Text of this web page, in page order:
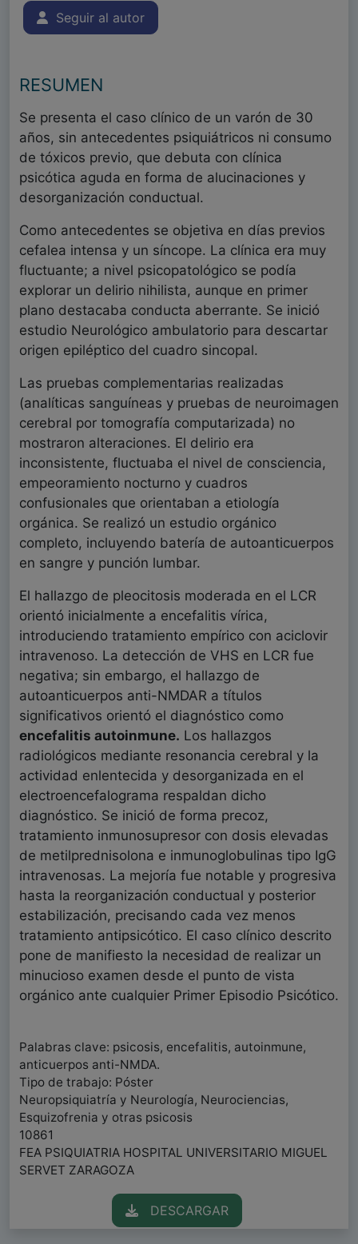
Seguir al autor
RESUMEN
Se presenta el caso clínico de un varón de 30
años, sin antecedentes psiquiátricos ni consumo
de tóxicos previo, que debuta con clínica
psicótica aguda en forma de alucinaciones y
desorganización conductual.
Como antecedentes se objetiva en días previos
cefalea intensa y un síncope. La clínica era muy
fluctuante; a nivel psicopatológico se podía
explorar un delirio nihilista, aunque en primer
plano destacaba conducta aberrante. Se inició
estudio Neurológico ambulatorio para descartar
origen epiléptico del cuadro sincopal.
Las pruebas complementarias realizadas
(analíticas sanguíneas y pruebas de neuroimagen
cerebral por tomografía computarizada) no
mostraron alteraciones. El delirio era
inconsistente, fluctuaba el nivel de consciencia,
empeoramiento nocturno y cuadros
confusionales que orientaban a etiología
orgánica. Se realizó un estudio orgánico
completo, incluyendo batería de autoanticuerpos
en sangre y punción lumbar.
El hallazgo de pleocitosis moderada en el LCR
orientó inicialmente a encefalitis vírica,
introduciendo tratamiento empírico con aciclovir
intravenoso. La detección de VHS en LCR fue
negativa; sin embargo, el hallazgo de
autoanticuerpos anti-NMDAR a títulos
significativos orientó el diagnóstico como
encefalitis autoinmune. Los hallazgos
radiológicos mediante resonancia cerebral y la
actividad enlentecida y desorganizada en el
electroencefalograma respaldan dicho
diagnóstico. Se inició de forma precoz,
tratamiento inmunosupresor con dosis elevadas
de metilprednisolona e inmunoglobulinas tipo IgG
intravenosas. La mejoría fue notable y progresiva
hasta la reorganización conductual y posterior
estabilización, precisando cada vez menos
tratamiento antipsicótico. El caso clínico descrito
pone de manifiesto la necesidad de realizar un
minucioso examen desde el punto de vista
orgánico ante cualquier Primer Episodio Psicótico.
Palabras clave: psicosis, encefalitis, autoinmune,
anticuerpos anti-NMDA.
Tipo de trabajo: Póster
Neuropsiquiatría y Neurología, Neurociencias,
Esquizofrenia y otras psicosis
10861
FEA PSIQUIATRIA HOSPITAL UNIVERSITARIO MIGUEL
SERVET ZARAGOZA
DESCARGAR